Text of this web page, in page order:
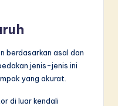
berdasarkan asal dan
jenis-jenis ini
yang akurat.
di luar kendali